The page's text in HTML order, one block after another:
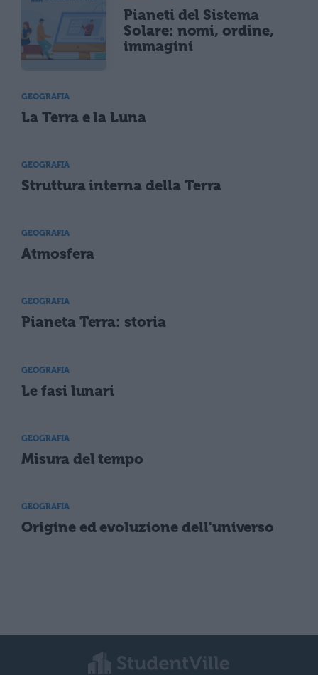
Pianeti del Sistema
Solare: nomi, ordine,
immagini
GEOGRAFIA
La Terra e la Luna
GEOGRAFIA
Struttura interna della Terra
GEOGRAFIA
Atmosfera
GEOGRAFIA
Pianeta Terra: storia
GEOGRAFIA
Le fasi lunari
GEOGRAFIA
Misura del tempo
GEOGRAFIA
Origine ed evoluzione dell'universo